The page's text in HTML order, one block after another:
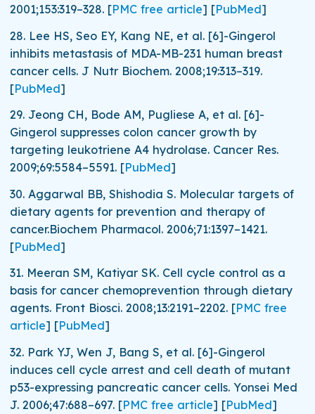
2001;153:319–328. [PMC free article] [PubMed]
28. Lee HS, Seo EY, Kang NE, et al. [6]-Gingerol
inhibits metastasis of MDA-MB-231 human breast
cancer cells. J Nutr Biochem. 2008;19:313–319.
[PubMed]
29. Jeong CH, Bode AM, Pugliese A, et al. [6]-
Gingerol suppresses colon cancer growth by
targeting leukotriene A4 hydrolase. Cancer Res.
2009;69:5584–5591. [PubMed]
30. Aggarwal BB, Shishodia S. Molecular targets of
dietary agents for prevention and therapy of
cancer.Biochem Pharmacol. 2006;71:1397–1421.
[PubMed]
31. Meeran SM, Katiyar SK. Cell cycle control as a
basis for cancer chemoprevention through dietary
agents. Front Biosci. 2008;13:2191–2202. [PMC free
article] [PubMed]
32. Park YJ, Wen J, Bang S, et al. [6]-Gingerol
induces cell cycle arrest and cell death of mutant
p53-expressing pancreatic cancer cells. Yonsei Med
J. 2006;47:688–697. [PMC free article] [PubMed]